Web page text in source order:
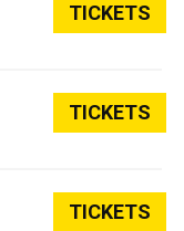
TICKETS
TICKETS
TICKETS